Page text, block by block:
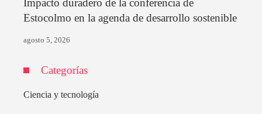
Estocolmo en la agenda de desarrollo sostenible
agosto 5, 2026
Categorías
Ciencia y tecnología